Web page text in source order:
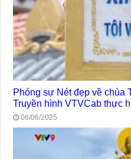
Phóng sự Nét đẹp về chùa
Truyền hình VTVCab thực
06/06/2025